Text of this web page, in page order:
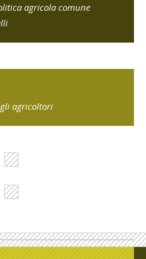
agricola comune
agricoltori